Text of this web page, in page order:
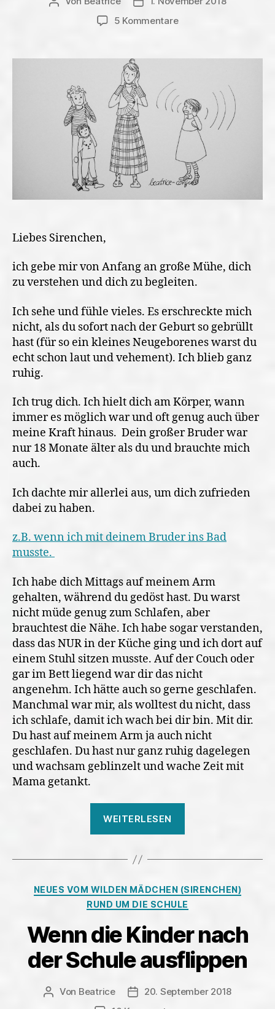
5 Kommentarezu
du
nicht
los!
Liebes Sirenchen,
ich gebe mir von Anfang an große Mühe, dich
zu verstehen und dich zu begleiten.
Ich sehe und fühle vieles. Es erschreckte mich
nicht, als du sofort nach der Geburt so gebrüllt
hast (für so ein kleines Neugeborenes warst du
echt schon laut und vehement). Ich blieb ganz
ruhig.
Ich trug dich. Ich hielt dich am Körper, wann
immer es möglich war und oft genug auch über
meine Kraft hinaus. Dein großer Bruder war
nur 18 Monate älter als du und brauchte mich
auch.
Ich dachte mir allerlei aus, um dich zufrieden
dabei zu haben.
z.B. wenn ich mit deinem Bruder ins Bad
musste.
Ich habe dich Mittags auf meinem Arm
gehalten, während du gedöst hast. Du warst
nicht müde genug zum Schlafen, aber
brauchtest die Nähe. Ich habe sogar verstanden,
dass das NUR in der Küche ging und ich dort auf
einem Stuhl sitzen musste. Auf der Couch oder
gar im Bett liegend war dir das nicht
angenehm. Ich hätte auch so gerne geschlafen.
Manchmal war mir, als wolltest du nicht, dass
ich schlafe, damit ich wach bei dir bin. Mit dir.
Du hast auf meinem Arm ja auch nicht
geschlafen. Du hast nur ganz ruhig dagelegen
und wachsam geblinzelt und wache Zeit mit
Mama getankt.
WEITERLESEN
wirst
nicht
los!“
Kategorien
NEUES VOM WILDEN MÄDCHEN (SIRENCHEN)
RUND UM DIE SCHULE
Wenn die Kinder nach
der Schule ausflippen
Beitragsautor
Von Beatrice Veröffentlichungsdatum
20. September 2018